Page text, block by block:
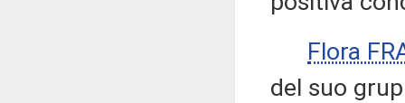
Flora
del suo